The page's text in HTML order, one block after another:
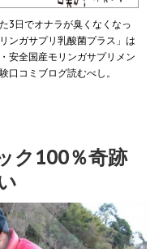
3日でオナラが臭くなくなっ
ンガサプリ乳酸菌プラス」は
安全国産モリンガサプリメン
口コミブログ読むべし。
ク100％奇跡